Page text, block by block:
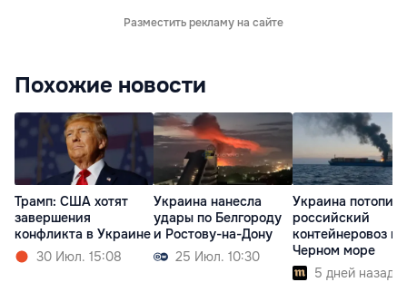
Разместить рекламу на сайте
Похожие новости
Трамп: США хотят
завершения
конфликта в Украине
30 Июл. 15:08
Украина нанесла
удары по Белгороду
и Ростову-на-Дону
25 Июл. 10:30
Украина потопила
российский
контейнеровоз в
Черном море
5 дней назад